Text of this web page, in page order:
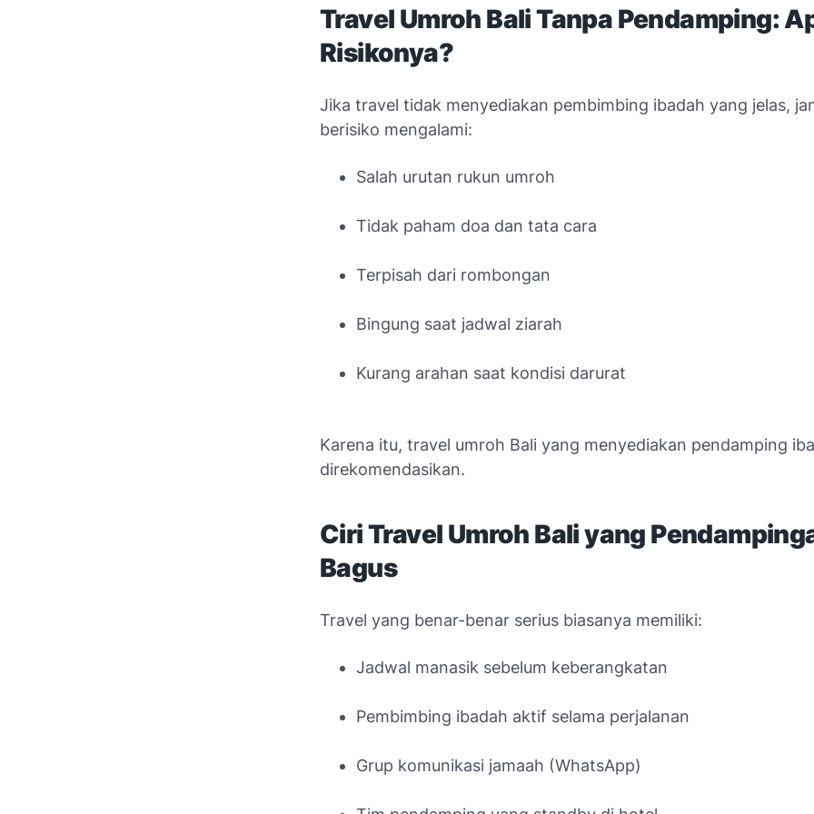
Travel Umroh Bali Tanpa Pendamping:
Risikonya?
Jika travel tidak menyediakan pembimbing ibadah yang jelas,
berisiko mengalami:
Salah urutan rukun umroh
Tidak paham doa dan tata cara
Terpisah dari rombongan
Bingung saat jadwal ziarah
Kurang arahan saat kondisi darurat
Karena itu, travel umroh Bali yang menyediakan pendamping
direkomendasikan.
Ciri Travel Umroh Bali yang
Bagus
Travel yang benar-benar serius biasanya memiliki:
Jadwal manasik sebelum keberangkatan
Pembimbing ibadah aktif selama perjalanan
Grup komunikasi jamaah (WhatsApp)